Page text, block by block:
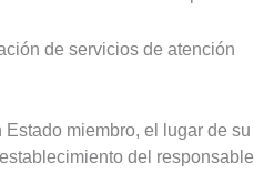
de servicios de atención
miembro, el lugar de su
del responsable